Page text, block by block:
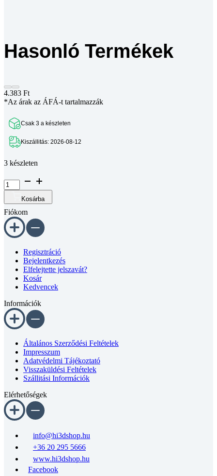
Hasonló Termékek
4.383 Ft
*Az árak az ÁFÁ-t tartalmazzák
Csak 3 a készleten
Kiszállitás: 2026-08-12
3 készleten
Elektrolit
kondenzátor
készlet
120db
mennyiség
Kosárba
Fiókom
Regisztráció
Bejelentkezés
Elfelejtette jelszavát?
Kosár
Kedvencek
Információk
Általános Szerződési Feltételek
Impresszum
Adatvédelmi Tájékoztató
Visszaküldési Feltételek
Szállitási Információk
Elérhetőségek
info@hi3dshop.hu
+36 20 295 5666
www.hi3dshop.hu
Facebook